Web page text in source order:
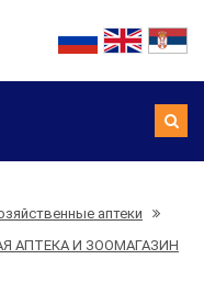
аптеки
АПТЕКА И ЗООМАГАЗИН